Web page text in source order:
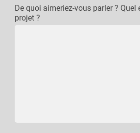
De quoi aimeriez-vous parler ? Quel
projet ?